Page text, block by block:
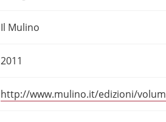
Il Mulino
2011
http://www.mulino.it/edizioni/